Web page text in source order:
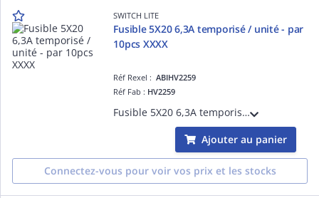
SWITCH LITE
Fusible 5X20 6,3A temporisé / unité - par
10pcs XXXX
Réf Rexel :ABIHV2259
Réf Fab : HV2259
Fusible 5X20 6,3A temporisé - Tarifé à l'unité, vendu par colisage 10pcs
Ajouter au panier
Connectez-vous pour voir vos prix et les stocks